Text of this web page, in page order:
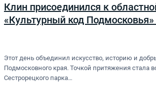
Клин присоединился к
«Культурный код Подмосковья»
Этот день объединил искусство, историю и
Подмосковного края. Точкой притяжения стала
Сестрорецкого парка…